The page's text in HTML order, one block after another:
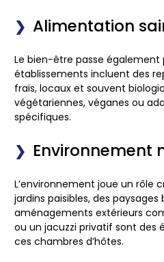
Alimentation
Le bien-être passe également
établissements incluent des
frais, locaux et souvent
végétariennes, véganes ou
spécifiques.
Environnement
L’environnement joue un rôle
jardins paisibles, des paysages
aménagements extérieurs
ou un jacuzzi privatif sont des
ces chambres d’hôtes.